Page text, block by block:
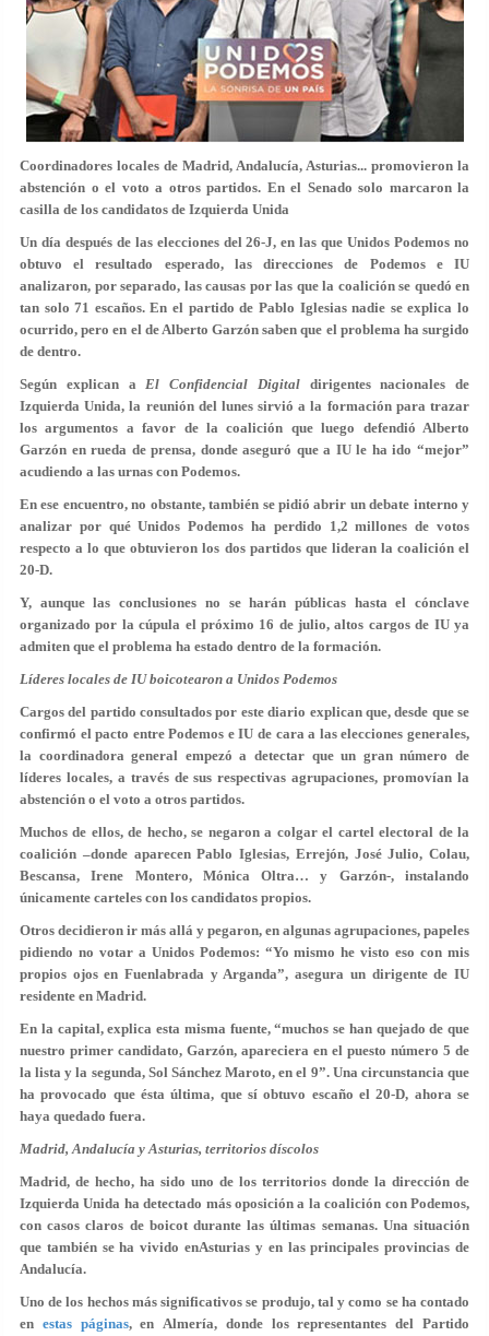
Coordinadores locales de Madrid, Andalucía, Asturias... promovieron la
abstención o el voto a otros partidos. En el Senado solo marcaron la
casilla de los candidatos de Izquierda Unida
Un día después de las elecciones del 26-J, en las que Unidos Podemos no
obtuvo el resultado esperado, las direcciones de Podemos e IU
analizaron, por separado, las causas por las que la coalición se quedó en
tan solo 71 escaños. En el partido de Pablo Iglesias nadie se explica lo
ocurrido, pero en el de Alberto Garzón saben que el problema ha surgido
de dentro.
Según explican aEl Confidencial Digital
dirigentes nacionales de
Izquierda Unida, la reunión del lunes sirvió a la formación para trazar
losargumentos a favor de la coalición que luego defendió Alberto
Garzón en rueda de prensa, donde aseguró que a IU le ha ido “mejor”
acudiendo a las urnas con Podemos.
En ese encuentro, no obstante, también se pidió abrir un debate interno y
analizar por qué Unidos Podemos ha perdido 1,2 millones de votos
respecto a lo que obtuvieron los dos partidos que lideran la coalición el
20-D.
Y, aunque las conclusiones no se harán públicas hasta el cónclave
organizado por la cúpula el próximo 16 de julio,altos cargos de IU ya
admiten que el problema ha estado dentro de la formación.
Líderes locales de IU boicotearon a Unidos Podemos
Cargos del partido consultados por este diario explican que, desde que se
confirmó el pacto entre Podemos e IU de cara a las elecciones generales,
la coordinadora general empezó a detectar que un gran número de
líderes locales, a través de sus respectivas agrupaciones, promovían la
abstención o el voto a otros partidos.
Muchos de ellos, de hecho,se negaron a colgar el cartel electoral de la
coalición –donde aparecen Pablo Iglesias, Errejón, José Julio, Colau,
Bescansa, Irene Montero, Mónica Oltra… y Garzón-, instalando
únicamente carteles con los candidatos propios.
Otros decidieron ir más allá y pegaron, en algunas agrupaciones, papeles
pidiendo no votar a Unidos Podemos: “Yo mismo he visto eso con mis
propios ojos en Fuenlabrada y Arganda”, asegura un dirigente de IU
residente en Madrid.
En la capital, explica esta misma fuente, “muchos se han quejado de que
nuestro primer candidato, Garzón, apareciera en el puesto número 5 de
la lista y la segunda, Sol Sánchez Maroto, en el 9”. Una circunstancia que
ha provocado que ésta última, que sí obtuvo escaño el 20-D, ahora se
haya quedado fuera.
Madrid, Andalucía y Asturias, territorios díscolos
Madrid, de hecho, ha sido uno de los territorios donde la dirección de
Izquierda Unida ha detectado más oposición a la coalición con Podemos,
con casos claros de boicot durante las últimas semanas. Una situación
que también se ha vivido enAsturias y en lasprincipales provincias de
Andalucía.
Uno de los hechos más significativos se produjo, tal y como se ha contado
en estas páginas, enAlmería, donde los representantes del Partido